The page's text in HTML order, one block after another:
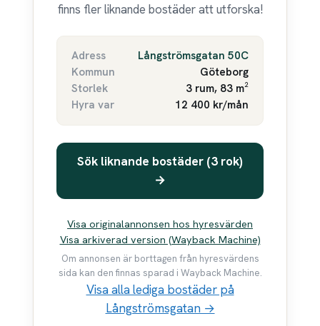
finns fler liknande bostäder att utforska!
Adress
Långströmsgatan 50C
Kommun
Göteborg
Storlek
3 rum, 83 m²
Hyra var
12 400 kr/mån
Sök liknande bostäder (3 rok)
→
Visa originalannonsen hos hyresvärden
Visa arkiverad version (Wayback Machine)
Om annonsen är borttagen från hyresvärdens
sida kan den finnas sparad i Wayback Machine.
Visa alla lediga bostäder på
Långströmsgatan →